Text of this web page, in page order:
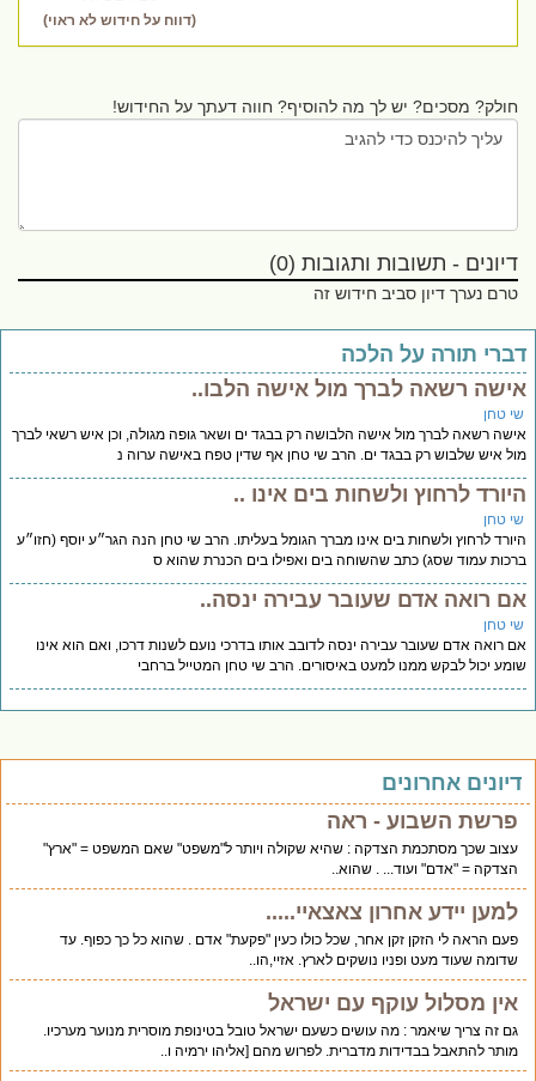
(דווח על חידוש לא ראוי)
חולק? מסכים? יש לך מה להוסיף? חווה דעתך על החידוש!
דיונים - תשובות ותגובות (0)
טרם נערך דיון סביב חידוש זה
תורה על הלכה
רשאה לברך מול אישה הלבו..
טחן
רשאה לברך מול אישה הלבושה רק בבגד ים ושאר גופה מגולה, וכן איש רשאי לברך
איש שלבוש רק בבגד ים. הרב שי טחן אף שדין טפח באישה ערוה נ
לרחוץ ולשחות בים אינו ..
טחן
לרחוץ ולשחות בים אינו מברך הגומל בעליתו. הרב שי טחן הנה הגר״ע יוסף (חזו״ע
עמוד שסג) כתב שהשוחה בים ואפילו בים הכנרת שהוא ס
רואה אדם שעובר עבירה ינסה..
טחן
רואה אדם שעובר עבירה ינסה לדובב אותו בדרכי נועם לשנות דרכו, ואם הוא אינו
יכול לבקש ממנו למעט באיסורים. הרב שי טחן המטייל ברחבי
אחרונים
פרשת השבוע - ראה
עצוב שכך מסתכמת הצדקה : שהיא שקולה ויותר ל"משפט" שאם המשפט = "ארץ"
הצדקה = "אדם" ועוד... . שהוא..
למען יידע אחרון צאצאיי.....
פעם הראה לי הזקן זקן אחר, שכל כולו כעין "פקעת" אדם . שהוא כל כך כפוף. עד
שדומה שעוד מעט ופניו נושקים לארץ. אזיי,הו..
אין מסלול עוקף עם ישראל
גם זה צריך שיאמר : מה עושים כשעם ישראל טובל בטינופת מוסרית מנוער מערכיו.
מותר להתאבל בבדידות מדברית. לפרוש מהם [אליהו ירמיה ו..